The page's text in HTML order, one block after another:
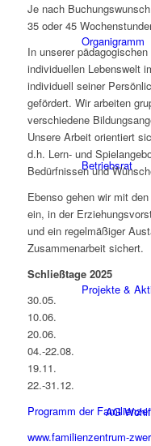
Organigramm
Betriebsrat
Projekte &
AG
Je nach
35 oder 45
In unserer
individuellen Lebenswelt
individuell seiner
gefördert. Wir arbeiten
verschiedene
Unsere Arbeit orientiert
d.h. Lern- und
Bedürfnissen und
Ebenso gehen wir mit
ein, in der
und ein regelmäßiger
Zusammenarbeit sichert.
Schließtage 2025
30.05.
10.06.
20.06.
04.-22.08.
19.11.
22.-31.12.
Programm der
www.familienzentrum-